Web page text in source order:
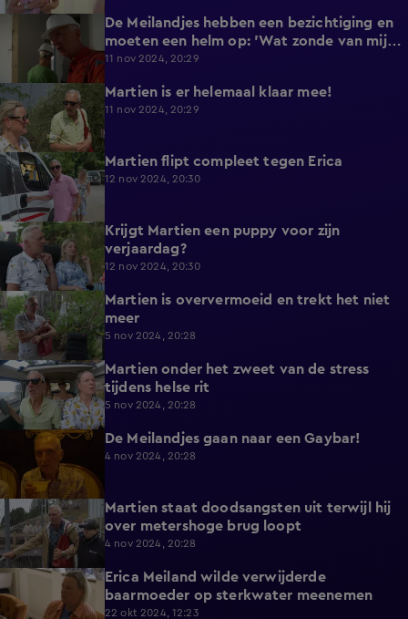
De Meilandjes hebben een bezichtiging en
moeten een helm op: 'Wat zonde van mijn
haar!'
11 nov 2024, 20:29
3:03 Martien is er helemaal klaar mee!
11 nov 2024, 20:29
2:21 Martien flipt compleet tegen Erica
12 nov 2024, 20:30
2:11
Krijgt Martien een puppy voor zijn
verjaardag?
12 nov 2024, 20:30
4:24
Martien is oververmoeid en trekt het niet
meer
5 nov 2024, 20:28
5:41
Martien onder het zweet van de stress
tijdens helse rit
5 nov 2024, 20:28
4:40 De Meilandjes gaan naar een Gaybar!
4 nov 2024, 20:28
3:21
Martien staat doodsangsten uit terwijl hij
over metershoge brug loopt
4 nov 2024, 20:28
Erica Meiland wilde verwijderde
baarmoeder op sterkwater meenemen
22 okt 2024, 12:23